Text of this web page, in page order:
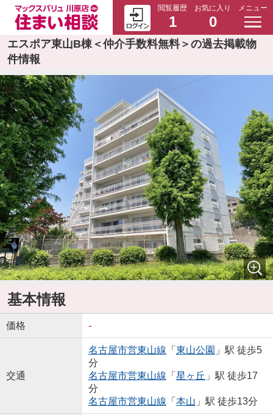
閲覧履歴
1
お気に入り
0
メニュー
エスポア東山B棟＜仲介手数料無料＞の過去掲載物
件情報
基本情報
価格 -
交通
名古屋市営東山線 「 東山公園 」駅 徒歩5
分
名古屋市営東山線 「 星ヶ丘 」駅 徒歩17
分
名古屋市営東山線 「 本山 」駅 徒歩13分